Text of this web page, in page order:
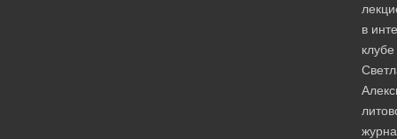
в
клубе